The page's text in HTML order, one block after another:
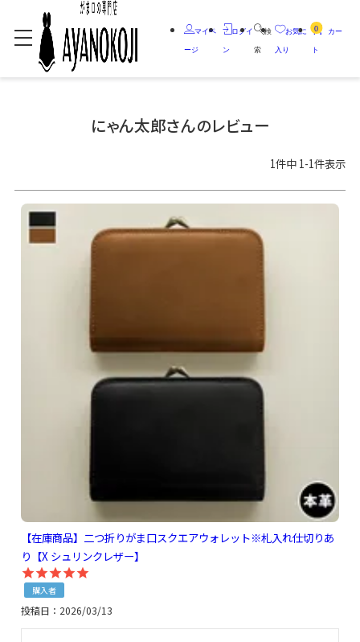
マイペ
ージ
ログイ
ン
検
索
お気に
入り
0 カー
ト
にゃん太郎さんのレビュー
1件中 1-1件表示
【在庫商品】二つ折りがま口スクエアウォレット※札入れ仕切りあ
り【X シュリンクレザー】
購入者
投稿日 2026/03/13